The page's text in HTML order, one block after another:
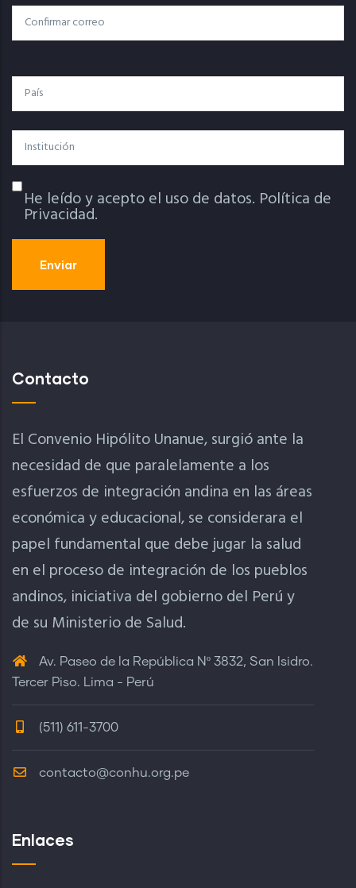
Confirmar Correo
País
Institución
Política De Privacidad
He leído y acepto el uso de datos. Política de
Privacidad.
Contacto
El Convenio Hipólito Unanue, surgió ante la
necesidad de que paralelamente a los
esfuerzos de integración andina en las áreas
económica y educacional, se considerara el
papel fundamental que debe jugar la salud
en el proceso de integración de los pueblos
andinos, iniciativa del gobierno del Perú y
de su Ministerio de Salud.
Av. Paseo de la República Nº 3832, San Isidro.
Tercer Piso. Lima - Perú
(511) 611-3700
contacto@conhu.org.pe
Enlaces